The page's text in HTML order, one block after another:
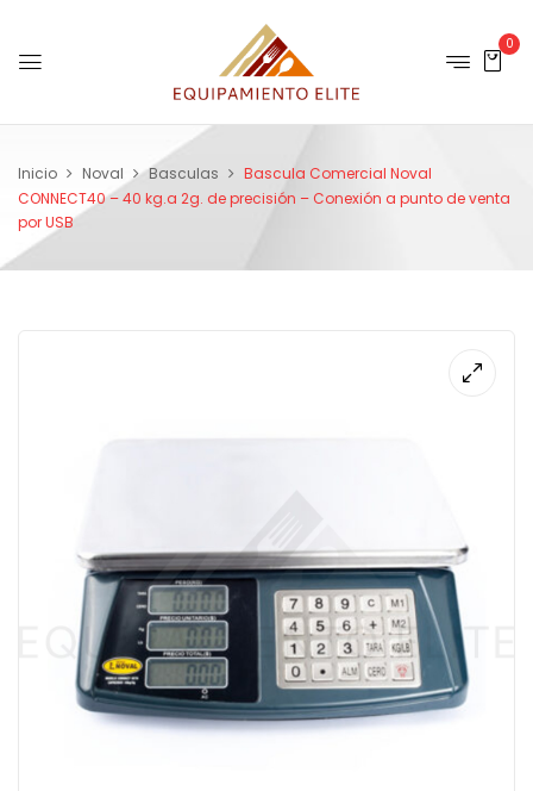
0
Inicio Noval Basculas
Bascula Comercial Noval
CONNECT40 – 40 kg.a 2g. de precisión – Conexión a punto de venta
por USB